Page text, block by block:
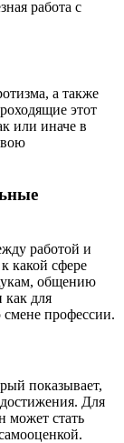
работа с
а также
этот
или иначе в
работой и
какой сфере
общению
как для
смене профессии.
показывает,
Для
может стать